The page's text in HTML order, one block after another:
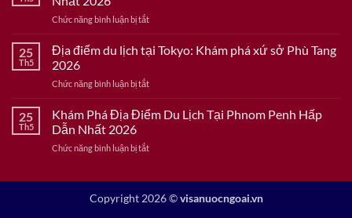
Dẫn
2026
Tại
Hấp
2026
Chức năng bình luận bị tắtở
Địa
Điểm
Lịch
Kuala
Dẫn
25
Th5
Địa điểm du lịch tại Tokyo: Khám phá xứ sở Phù Tang
2026
Chức năng bình luận bị tắtở
điểm
du
tại
xứ
25
Th5
Khám Phá Địa Điểm Du Lịch Tại Phnom Penh Hấp
Dẫn Nhất 2026
Chức năng bình luận bị tắtở
Điểm
Copyright 2026 ©visanuocngoai.vn